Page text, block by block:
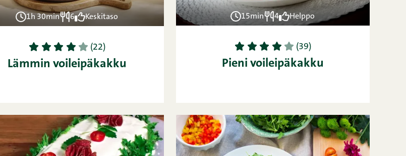
1h 30min 6 Keskitaso
1 2 3 4 5 (22)
Lämmin voileipäkakku
15min 4 Helppo
1 2 3 4 5 (39)
Pieni voileipäkakku